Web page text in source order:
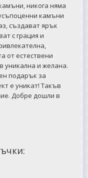
никога няма
камъни
създават ярък
с грация и
от естествени
уникална и желана.
подарък за
е уникат! Такъв
Добре дошли в